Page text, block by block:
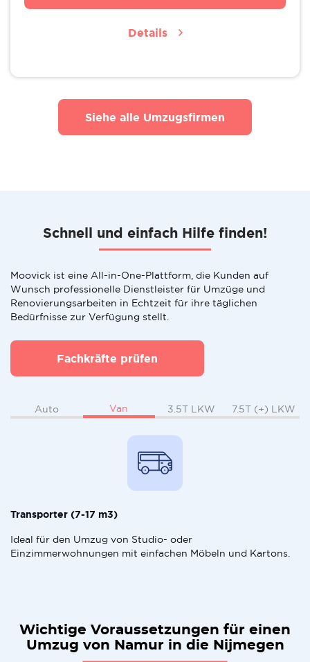
Details
Siehe alle Umzugsfirmen
Schnell und einfach Hilfe finden!
Moovick ist eine All-in-One-Plattform, die Kunden auf
Wunsch professionelle Dienstleister für Umzüge und
Renovierungsarbeiten in Echtzeit für ihre täglichen
Bedürfnisse zur Verfügung stellt.
Fachkräfte prüfen
Auto Van 3.5T LKW 7.5T (+) LKW
Transporter (7-17 m3)
Ideal für den Umzug von Studio- oder
Einzimmerwohnungen mit einfachen Möbeln und Kartons.
Wichtige Voraussetzungen für einen
Umzug von Namur in die Nijmegen